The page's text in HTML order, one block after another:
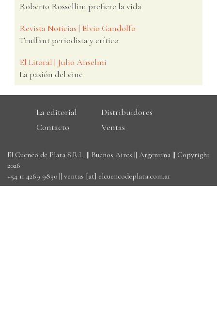
Roberto Rossellini prefiere la vida
Revista Noticias | Elvio Gandolfo
Truffaut periodista y crítico
El Litoral | Julio Anselmi
La pasión del cine
La editorial
Distribuidores
Contacto
Ventas
El Cuenco de Plata S.R.L. || Buenos Aires || Argentina || Copyright
2026
+54 11 4269 9850 || ventas [at] elcuencodeplata.com.ar